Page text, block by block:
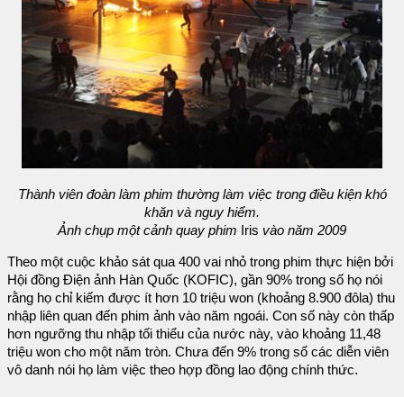
Thành viên đoàn làm phim thường làm việc trong điều kiện khó
khăn và nguy hiểm.
Ảnh chụp một cảnh quay phim Iris vào năm 2009
Theo một cuộc khảo sát qua 400 vai nhỏ trong phim thực hiện bởi
Hội đồng Điện ảnh Hàn Quốc (KOFIC), gần 90% trong số họ nói
rằng họ chỉ kiếm được ít hơn 10 triệu won (khoảng 8.900 đôla) thu
nhập liên quan đến phim ảnh vào năm ngoái. Con số này còn thấp
hơn ngưỡng thu nhập tối thiểu của nước này, vào khoảng 11,48
triệu won cho một năm tròn. Chưa đến 9% trong số các diễn viên
vô danh nói họ làm việc theo hợp đồng lao động chính thức.